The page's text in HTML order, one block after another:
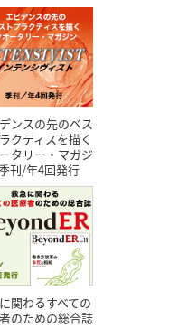
ンスの先のベス
クティスを描く
タリー・マガジ
刊/年4回発行
関わるすべての
のための総合誌